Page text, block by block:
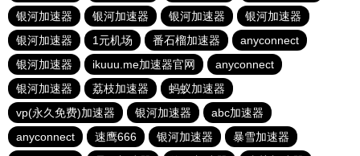
银河加速器
银河加速器 银河加速器
银河加速器
银河加速器
1元机场 番石榴加速器
anyconnect
银河加速器
ikuuu.me加速器官网
anyconnect
银河加速器
荔枝加速器
蚂蚁加速器
vp(永久免费)加速器
银河加速器
abc加速器
anyconnect
速鹰666 银河加速器
暴雪加速器